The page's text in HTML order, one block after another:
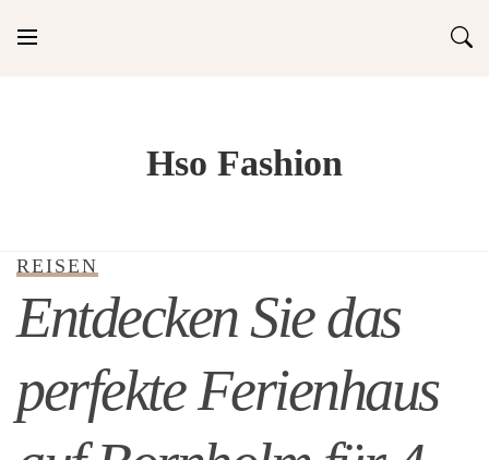
Hso Fashion
REISEN
Entdecken Sie das
perfekte Ferienhaus